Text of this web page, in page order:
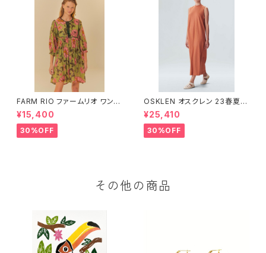
FARM RIO ファームリオ ワンピ
ース Aurora Floral
¥15,400
30%OFF
OSKLEN オスクレン 23春夏
ワンピース 1088-67330
¥25,410
30%OFF
その他の商品